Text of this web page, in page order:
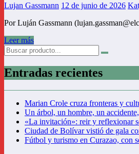
Lujan Gassmann 12 de junio de 2026
Por Luján Gassmann
Leer más
Entradas recientes
Marian Crole cruza fronteras y
Un árbol, un hombre, un
«La invitación»: reir y reflexionar
Ciudad de Bolívar vistió de gala
Fútbol y turismo en Curazao, con